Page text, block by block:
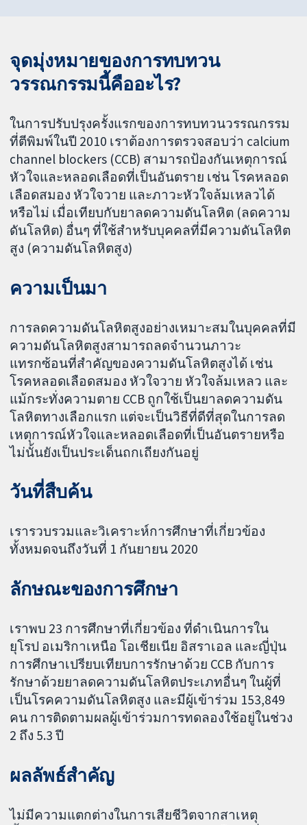
จุดมุ่งหมายของการทบทวน
วรรณกรรมนี้คืออะไร?
ในการปรับปรุงครั้งแรกของการทบทวนวรรณกรรม
ที่ตีพิมพ์ในปี 2010 เราต้องการตรวจสอบว่า calcium
channel blockers (CCB) สามารถป้องกันเหตุการณ์
หัวใจและหลอดเลือดที่เป็นอันตราย เช่น โรคหลอด
เลือดสมอง หัวใจวาย และภาวะหัวใจล้มเหลวได้
หรือไม่ เมื่อเทียบกับยาลดความดันโลหิต (ลดความ
ดันโลหิต) อื่นๆ ที่ใช้สำหรับบุคคลที่มีความดันโลหิต
สูง (ความดันโลหิตสูง)
ความเป็นมา
การลดความดันโลหิตสูงอย่างเหมาะสมในบุคคลที่มี
ความดันโลหิตสูงสามารถลดจำนวนภาวะ
แทรกซ้อนที่สำคัญของความดันโลหิตสูงได้ เช่น
โรคหลอดเลือดสมอง หัวใจวาย หัวใจล้มเหลว และ
แม้กระทั่งความตาย CCB ถูกใช้เป็นยาลดความดัน
โลหิตทางเลือกแรก แต่จะเป็นวิธีที่ดีที่สุดในการลด
เหตุการณ์หัวใจและหลอดเลือดที่เป็นอันตรายหรือ
ไม่นั้นยังเป็นประเด็นถกเถียงกันอยู่
วันที่สืบค้น
เรารวบรวมและวิเคราะห์การศึกษาที่เกี่ยวข้อง
ทั้งหมดจนถึงวันที่ 1 กันยายน 2020
ลักษณะของการศึกษา
เราพบ 23 การศึกษาที่เกี่ยวข้อง ที่ดำเนินการใน
ยุโรป อเมริกาเหนือ โอเชียเนีย อิสราเอล และญี่ปุ่น
การศึกษาเปรียบเทียบการรักษาด้วย CCB กับการ
รักษาด้วยยาลดความดันโลหิตประเภทอื่นๆ ในผู้ที่
เป็นโรคความดันโลหิตสูง และมีผู้เข้าร่วม 153,849
คน การติดตามผลผู้เข้าร่วมการทดลองใช้อยู่ในช่วง
2 ถึง 5.3 ปี
ผลลัพธ์สำคัญ
ไม่มีความแตกต่างในการเสียชีวิตจากสาเหตุ